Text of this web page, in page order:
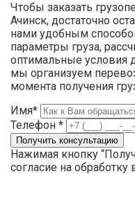
Чтобы заказать
Ачинск, достаточно
нами удобным
параметры груза,
оптимальные условия
мы организуем
момента получения
Имя*
Телефон *
Нажимая кнопку
согласие на